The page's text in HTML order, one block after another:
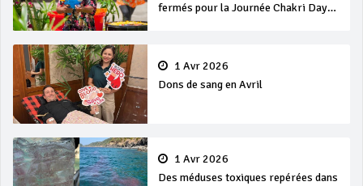
fermés pour la Journée Chakri Day
1 Avr 2026
Dons de sang en Avril
1 Avr 2026
Des méduses toxiques repérées dans